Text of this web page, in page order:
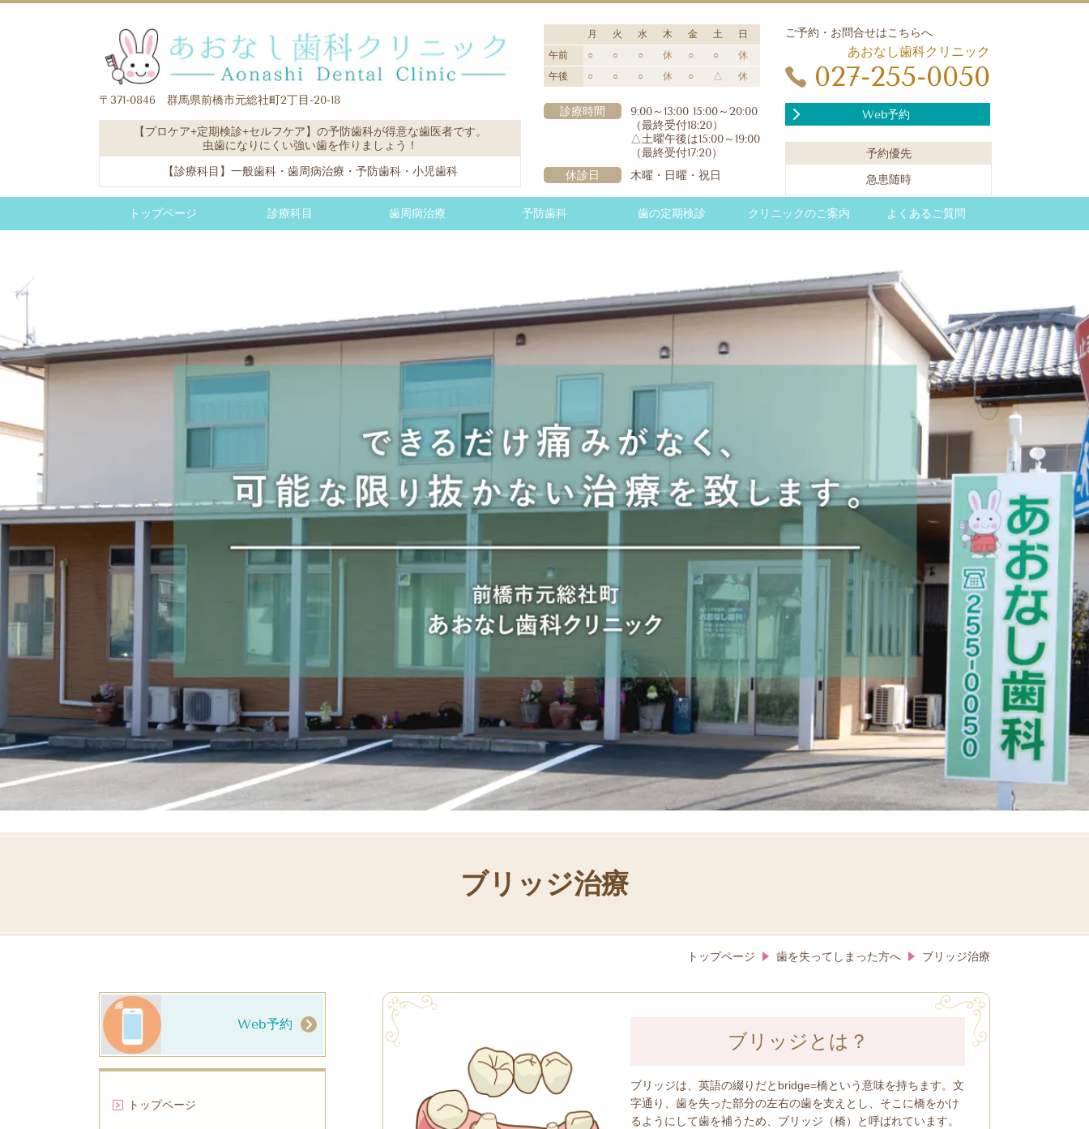
〒371-0846 群馬県前橋市元総社町2丁目-20-18
【プロケア+定期検診+セルフケア】の予防歯科が得意な歯医者です。
虫歯になりにくい強い歯を作りましょう！
【診療科目】一般歯科・歯周病治療・予防歯科・小児歯科
月 火 水 木 金 土
日
午前
○ ○ ○ 休 ○ ○
休
午後
○ ○ ○ 休 ○ △ 休
診療時間
9:00～13:00 15:00～20:00
（最終受付18:20）
△土曜午後は15:00～19:00
（最終受付17:20）
休診日
木曜・日曜・祝日
ご予約・お問合せはこちらへ
あおなし歯科クリニック
027-255-0050
Web予約
予約優先
急患随時
トップページ 診療科目 歯周病治療 予防歯科 歯の定期検診 クリニックのご案内 よくあるご質問
ブリッジ治療
トップページ 歯を失ってしまった方へ ブリッジ治療
ブリッジとは？
ブリッジは、英語の綴りだとbridge=橋という意味を持ちます。文
字通り、歯を失った部分の左右の歯を支えとし、そこに橋をかけ
るようにして歯を補うため、ブリッジ（橋）と呼ばれています。
Web予約
トップページ